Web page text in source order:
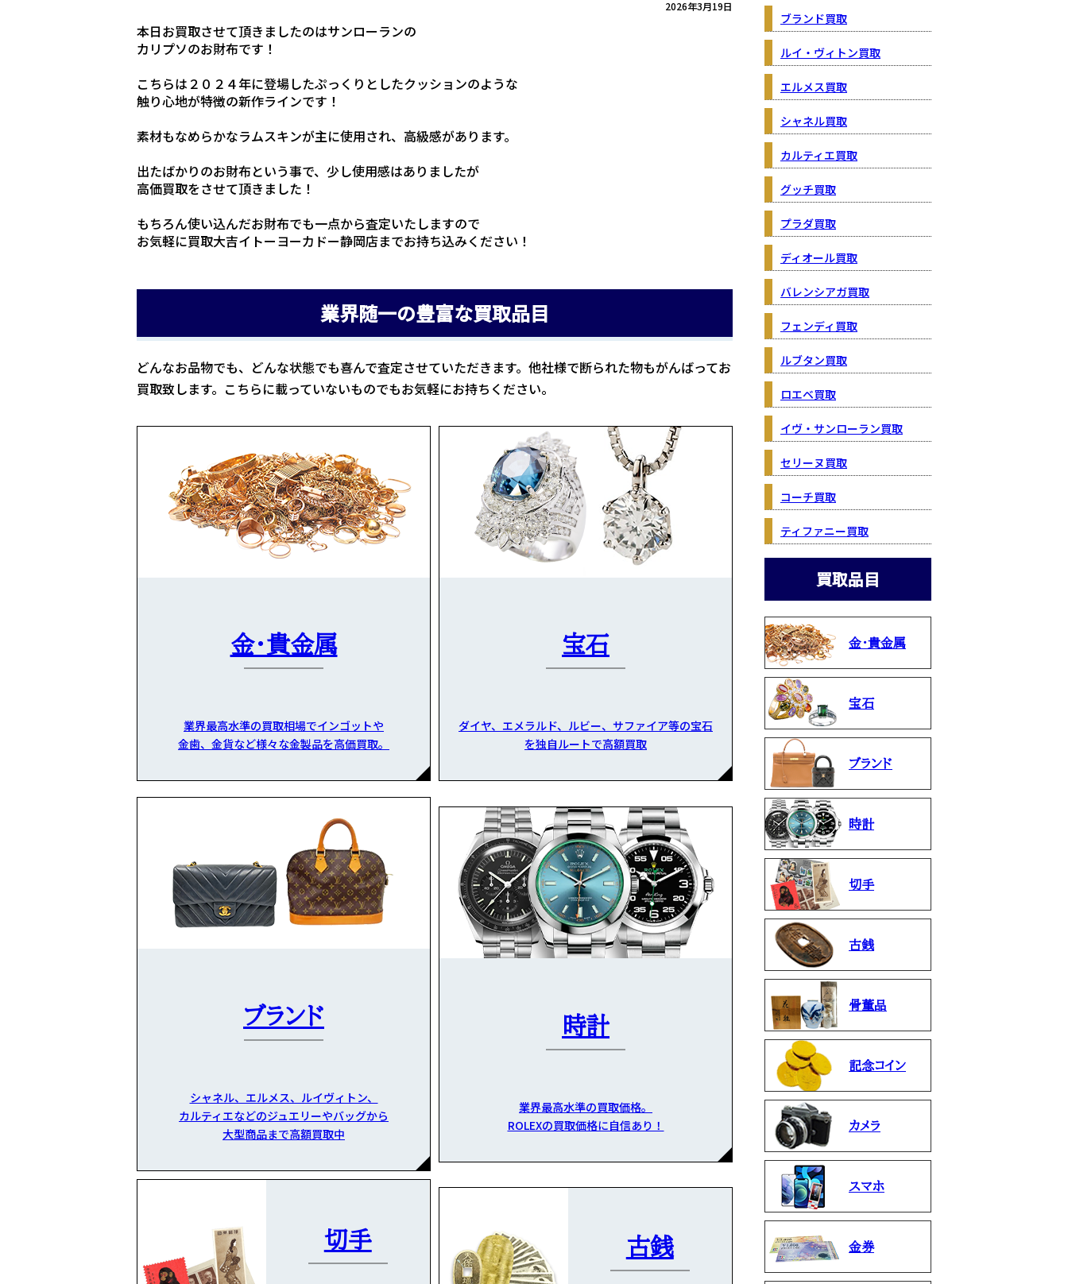
2026年3月19日
本日お買取させて頂きましたのはサンローランの
カリプソのお財布です！
こちらは２０２４年に登場したぷっくりとしたクッションのような
触り心地が特徴の新作ラインです！
素材もなめらかなラムスキンが主に使用され、高級感があります。
出たばかりのお財布という事で、少し使用感はありましたが
高価買取をさせて頂きました！
もちろん使い込んだお財布でも一点から査定いたしますので
お気軽に買取大吉イトーヨーカドー静岡店までお持ち込みください！
業界随一の豊富な買取品目
どんなお品物でも、どんな状態でも喜んで査定させていただきます。他社様で断られた物もがんばってお
買取致します。こちらに載っていないものでもお気軽にお持ちください。
金・貴金属
業界最高水準の買取相場でインゴットや
金歯、金貨など様々な金製品を高価買取。
宝石
ダイヤ、エメラルド、ルビー、サファイア等の宝石
を独自ルートで高額買取
ブランド
シャネル、エルメス、ルイヴィトン、
カルティエなどのジュエリーやバッグから
大型商品まで高額買取中
時計
業界最高水準の買取価格。
ROLEXの買取価格に自信あり！
切手 古銭
ブランド買取
ルイ・ヴィトン買取
エルメス買取
シャネル買取
カルティエ買取
グッチ買取
プラダ買取
ディオール買取
バレンシアガ買取
フェンディ買取
ルブタン買取
ロエベ買取
イヴ・サンローラン買取
セリーヌ買取
コーチ買取
ティファニー買取
買取品目
金・貴金属
宝石
ブランド
時計
切手
古銭
骨董品
記念コイン
カメラ
スマホ
金券